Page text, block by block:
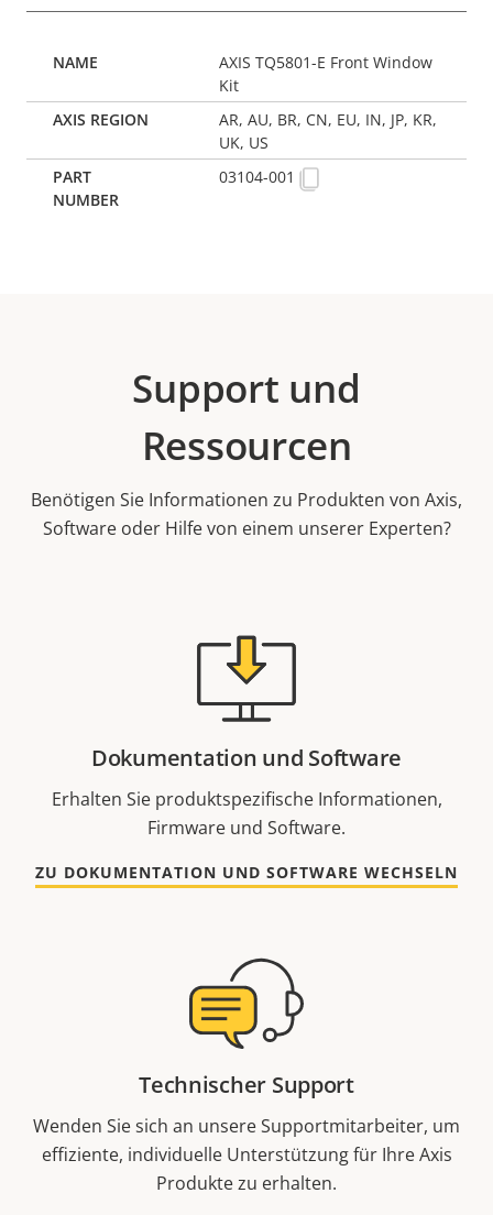
AXIS TQ5801-E Front Window
Kit
AR, AU, BR, CN, EU, IN, JP, KR,
UK, US
03104-001
Support und
Ressourcen
Benötigen Sie Informationen zu Produkten von Axis,
Software oder Hilfe von einem unserer Experten?
Dokumentation und Software
Erhalten Sie produktspezifische Informationen,
Firmware und Software.
ZU DOKUMENTATION UND SOFTWARE WECHSELN
Technischer Support
Wenden Sie sich an unsere Supportmitarbeiter, um
effiziente, individuelle Unterstützung für Ihre Axis
Produkte zu erhalten.